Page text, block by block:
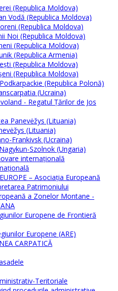
(Republica Moldova)
Vodă (Republica Moldova)
(Republica Moldova)
Noi (Republica Moldova)
(Republica Moldova)
(Republica Armenia)
(Republica Moldova)
(Republica Moldova)
(Republica Polonă)
(Ucraina)
- Regatul Ţărilor de Jos
Panevėžys (Lituania)
(Lituania)
Frankivsk (Ucraina)
Szolnok (Ungaria)
internaţională
– Asociația Europeană
Patrimoniului
a Zonelor Montane -
Europene de Frontieră
Europene (ARE)
CARPATICĂ
Teritoriale